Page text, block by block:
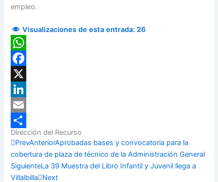
empleo.
Visualizaciones de esta entrada: 26
WhatsApp
Facebook
X
LinkedIn
Email
Compartir
Dirección del Recurso
PrevAnteriorAprobadas bases y convocatoria para la
cobertura de plaza de técnico de la Administración General
SiguienteLa 39 Muestra del Libro Infantil y Juvenil llega a
Villalbilla
Next